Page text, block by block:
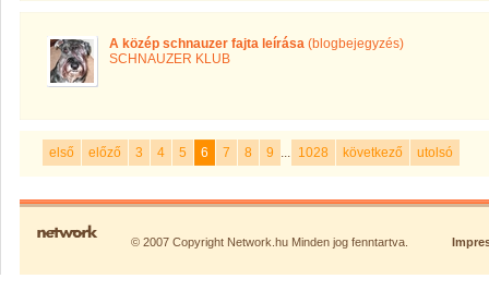
A közép schnauzer fajta leírása (blogbejegyzés)
SCHNAUZER KLUB
első előző 3 4 5 6 7 8 9 ... 1028 következő utolsó
© 2007 Copyright Network.hu Minden jog fenntartva.